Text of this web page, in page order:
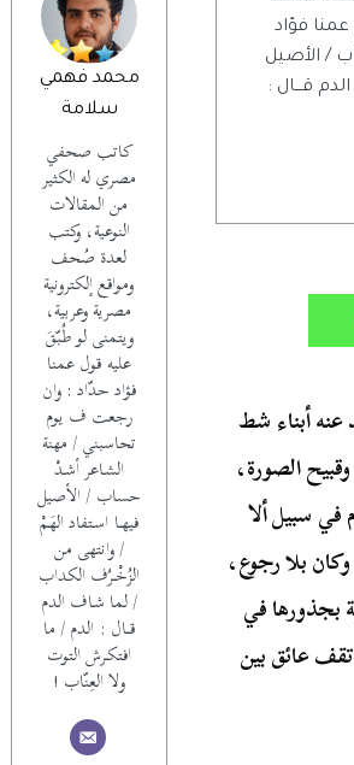
محمد فهمي
سلامة
كاتب صحفي
مصري له الكثير
من المقالات
النوعية، وكتب
لعدة صُحف
ومواقع إلكترونية
مصرية وعربية،
ويتمنى لو طُبّقَ
عليه قول عمنا
فؤاد حدّاد : وان
رجعت ف يوم
تحاسبني / مهنة
الشـاعر أشـدْ
حساب / الأصيل
فيهــا اسـتفاد الهَـمْ
/ وانتهى من
الزُخْــرُف الكداب
/ لما شـاف الدم
قـــال : الدم / ما
افتكـرش التوت
ولا العِنّاب !
فؤاد
/ الأصيل
قـــال :
أبناء شط
الصورة،
في سبيل ألا
بلا رجوع،
بجذورها في
عائق بين